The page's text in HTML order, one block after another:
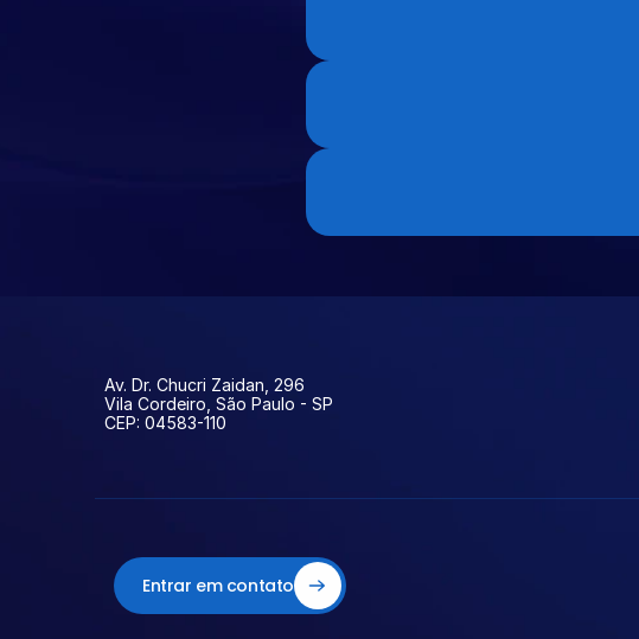
Av. Dr. Chucri Zaidan, 296
Vila Cordeiro, São Paulo - SP
CEP: 04583-110
Entrar em contato